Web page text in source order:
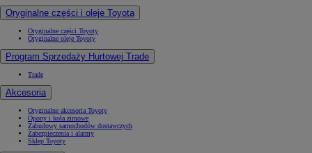
Oryginalne części i oleje Toyota
Oryginalne części Toyoty
Oryginalne oleje Toyoty
Program Sprzedaży Hurtowej Trade
Trade
Akcesoria
Oryginalne akcesoria Toyoty
Opony i koła zimowe
Zabudowy samochodów dostawczych
Zabezpieczenia i alarmy
Sklep Toyoty